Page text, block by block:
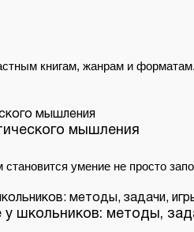
книгам, жанрам и
мышления
умение не просто
школьников: методы,